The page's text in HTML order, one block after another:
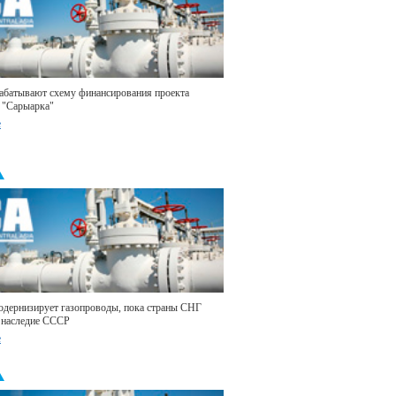
схему финансирования проекта
"Сарыарка"
газопроводы, пока страны СНГ
СССР